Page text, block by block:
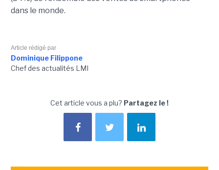
dans le monde.
Article rédigé par
Dominique Filippone
Chef des actualités LMI
Cet article vous a plu? Partagez le !